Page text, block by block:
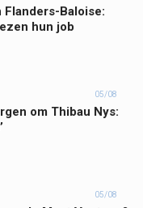
Flanders-Baloise:
hun job
05/08
om Thibau Nys:
05/08